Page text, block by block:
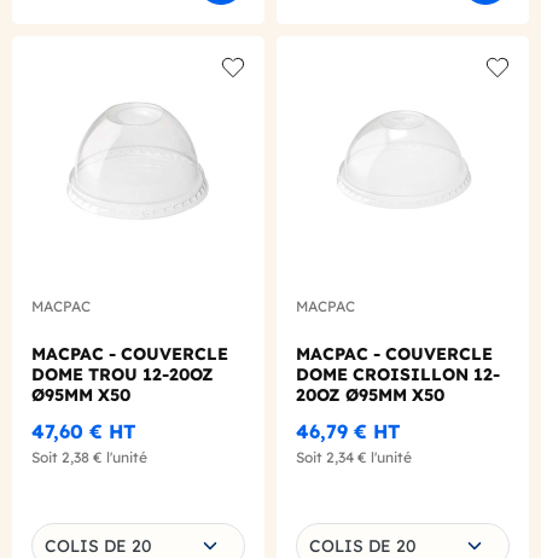
MACPAC
MACPAC - COUVERCLE
DOME TROU 12-20OZ
Ø95MM X50
47,60 € HT
Soit 2,38 € l'unité
Choisissez une déclinaison
COLIS DE 20
MACPAC
MACPAC - COUVERCLE
DOME CROISILLON 12-
20OZ Ø95MM X50
46,79 € HT
Soit 2,34 € l'unité
Choisissez une déclinaison
COLIS DE 20